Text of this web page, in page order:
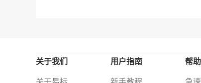
关于我们
用户指南
帮